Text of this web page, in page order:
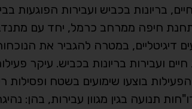
בריונות בכביש ועבירות הפוגעות
חיפה ממרחב כרמל, יחד עם
דיגיטליים, במטרה להגביר את
ועבירות בריונות בכביש. עיקר
בוצעו שימועים בשטח ופסילות
המבצע נרשמו 103 דו"חות תנועה בגין מגוון